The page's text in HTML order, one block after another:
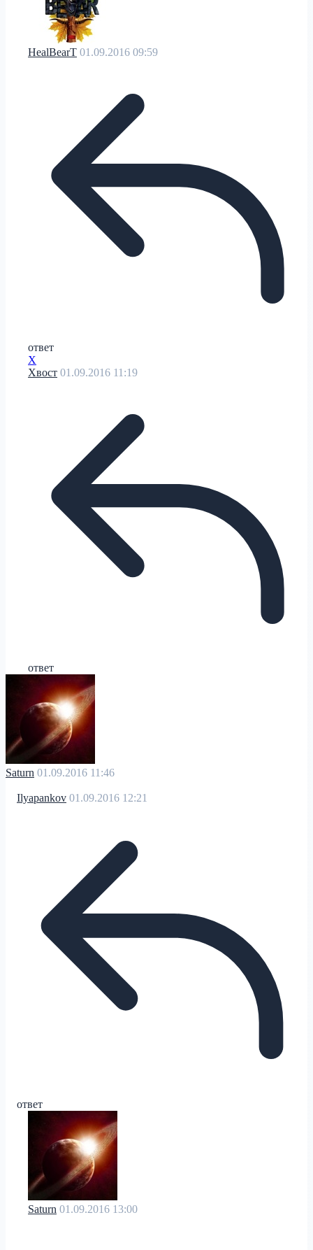
HealBearT 01.09.2016 09:59
ответ
Х
Хвост 01.09.2016 11:19
ответ
Saturn 01.09.2016 11:46
Ilyapankov 01.09.2016 12:21
ответ
Saturn 01.09.2016 13:00